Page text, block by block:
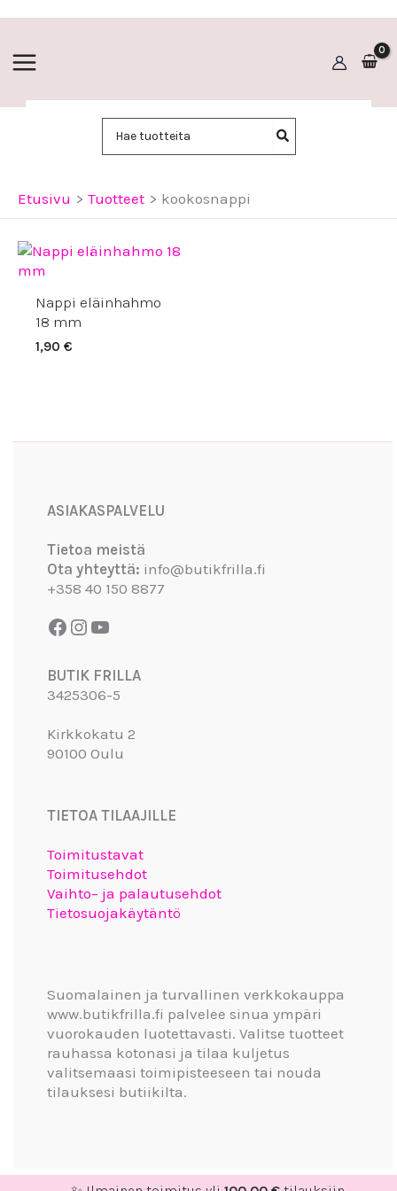
Etusivu Tuotteet kookosnappi
Nappi eläinhahmo
18 mm
1,90€
ASIAKASPALVELU
Tietoa meistä
Ota yhteyttä: info@butikfrilla.fi
+358 40 150 8877
BUTIK FRILLA
3425306-5
Kirkkokatu 2
90100 Oulu
TIETOA TILAAJILLE
Toimitustavat
Toimitusehdot
Vaihto– ja palautusehdot
Tietosuojakäytäntö
Suomalainen ja turvallinen verkkokauppa
www.butikfrilla.fi palvelee sinua ympäri
vuorokauden luotettavasti. Valitse tuotteet
rauhassa kotonasi ja tilaa kuljetus
valitsemaasi toimipisteeseen tai nouda
tilauksesi butiikilta.